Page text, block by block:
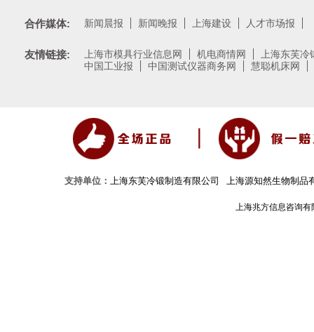
合作媒体: 新闻晨报 新闻晚报 上海建设 人才市场报
友情链接: 上海市模具行业信息网 机电商情网
上海东芙
中国工业报
中国测试仪器商务网 慧聪机床网
支持单位： 上海东芙冷锻制造有限公司 上海源知然生物制品
上海兆方信息咨询